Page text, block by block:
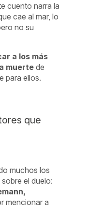
cuento narra la
cae al mar, lo
no su
a los más
muerte de
para ellos.
que
muchos los
el duelo:
mencionar a